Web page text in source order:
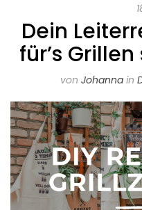
Dein
für’s
von Johannain